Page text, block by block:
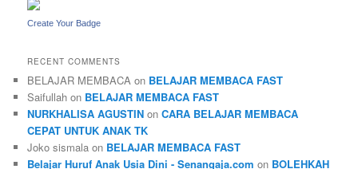
Create Your Badge
RECENT COMMENTS
BELAJAR MEMBACA on BELAJAR MEMBACA FAST
Saifullah on BELAJAR MEMBACA FAST
NURKHALISA AGUSTIN onCARA BELAJAR MEMBACA
CEPAT UNTUK ANAK TK
Joko sismala on BELAJAR MEMBACA FAST
Belajar Huruf Anak Usia Dini - Senangaja.com on BOLEHKAH